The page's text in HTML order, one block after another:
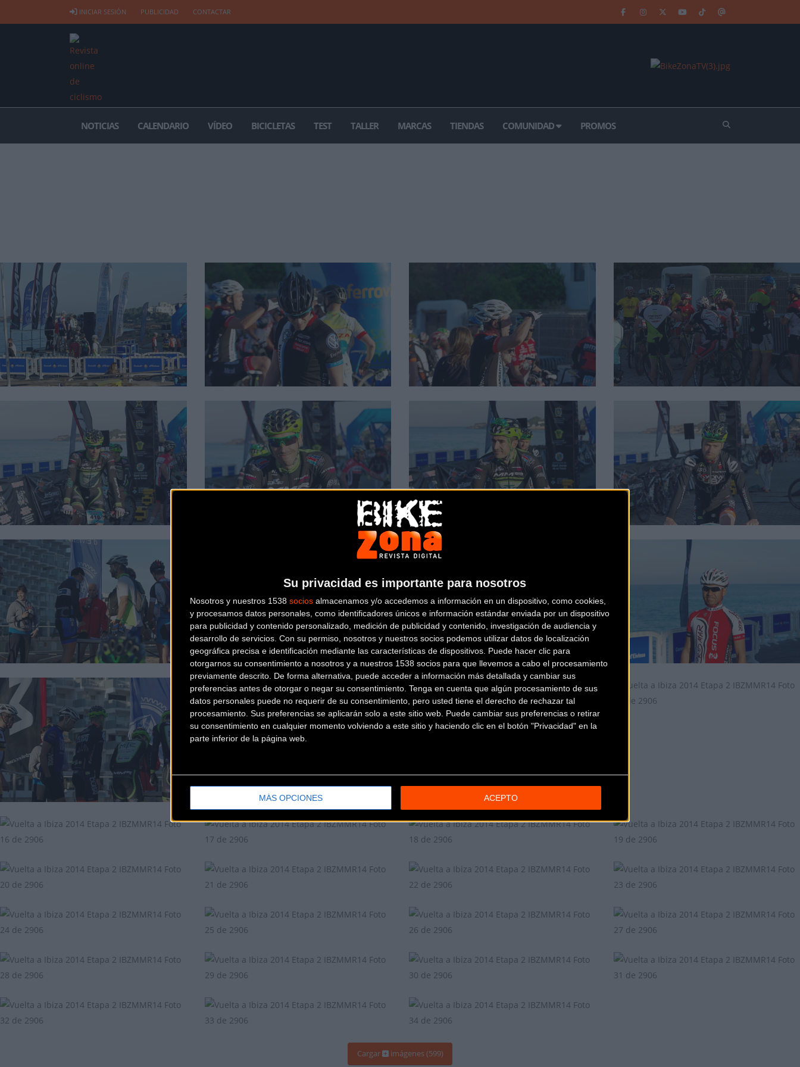
Su privacidad es importante para nosotros
Nosotros y nuestros 1538 socios almacenamos y/o accedemos a información en un dispositivo, como cookies,
y procesamos datos personales, como identificadores únicos e información estándar enviada por un dispositivo
para publicidad y contenido personalizado, medición de publicidad y contenido, investigación de audiencia y
desarrollo de servicios. Con su permiso, nosotros y nuestros socios podemos utilizar datos de localización
geográfica precisa e identificación mediante las características de dispositivos. Puede hacer clic para
otorgarnos su consentimiento a nosotros y a nuestros 1538 socios para que llevemos a cabo el procesamiento
previamente descrito. De forma alternativa, puede acceder a información más detallada y cambiar sus
preferencias antes de otorgar o negar su consentimiento. Tenga en cuenta que algún procesamiento de sus
datos personales puede no requerir de su consentimiento, pero usted tiene el derecho de rechazar tal
procesamiento. Sus preferencias se aplicarán solo a este sitio web. Puede cambiar sus preferencias o retirar
su consentimiento en cualquier momento volviendo a este sitio y haciendo clic en el botón "Privacidad" en la
parte inferior de la página web.
MÁS OPCIONES ACEPTO
INICIAR SESIÓN PUBLICIDAD CONTACTAR
NOTICIAS CALENDARIO VÍDEO BICICLETAS TEST TALLER MARCAS TIENDAS COMUNIDAD PROMOS
Cargar imágenes (599)